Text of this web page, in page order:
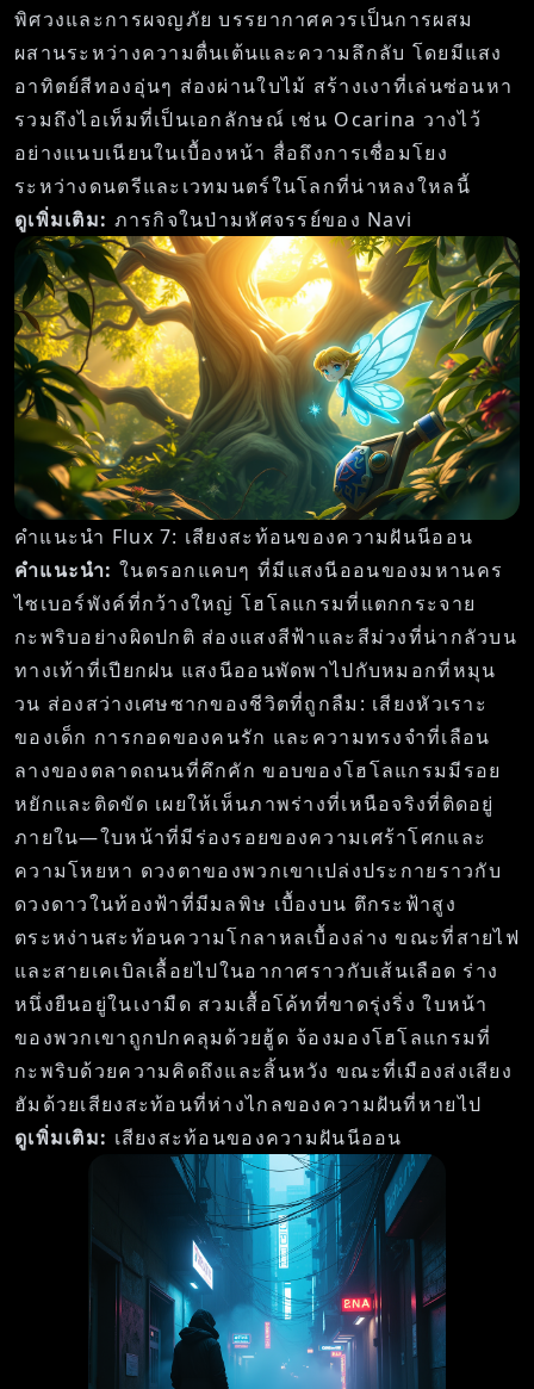
พิศวงและการผจญภัย บรรยากาศควรเป็นการผสม
ผสานระหว่างความตื่นเต้นและความลึกลับ โดยมีแสง
อาทิตย์สีทองอุ่นๆ ส่องผ่านใบไม้ สร้างเงาที่เล่นซ่อนหา
รวมถึงไอเท็มที่เป็นเอกลักษณ์ เช่น Ocarina วางไว้
อย่างแนบเนียนในเบื้องหน้า สื่อถึงการเชื่อมโยง
ระหว่างดนตรีและเวทมนตร์ในโลกที่น่าหลงใหลนี้
ดูเพิ่มเติม: ภารกิจในป่ามหัศจรรย์ของ Navi
คำแนะนำ Flux 7: เสียงสะท้อนของความฝันนีออน
คำแนะนำ: ในตรอกแคบๆ ที่มีแสงนีออนของมหานคร
ไซเบอร์พังค์ที่กว้างใหญ่ โฮโลแกรมที่แตกกระจาย
กะพริบอย่างผิดปกติ ส่องแสงสีฟ้าและสีม่วงที่น่ากลัวบน
ทางเท้าที่เปียกฝน แสงนีออนพัดพาไปกับหมอกที่หมุน
วน ส่องสว่างเศษซากของชีวิตที่ถูกลืม: เสียงหัวเราะ
ของเด็ก การกอดของคนรัก และความทรงจำที่เลือน
ลางของตลาดถนนที่คึกคัก ขอบของโฮโลแกรมมีรอย
หยักและติดขัด เผยให้เห็นภาพร่างที่เหนือจริงที่ติดอยู่
ภายใน—ใบหน้าที่มีร่องรอยของความเศร้าโศกและ
ความโหยหา ดวงตาของพวกเขาเปล่งประกายราวกับ
ดวงดาวในท้องฟ้าที่มีมลพิษ เบื้องบน ตึกระฟ้าสูง
ตระหง่านสะท้อนความโกลาหลเบื้องล่าง ขณะที่สายไฟ
และสายเคเบิลเลื้อยไปในอากาศราวกับเส้นเลือด ร่าง
หนึ่งยืนอยู่ในเงามืด สวมเสื้อโค้ทที่ขาดรุ่งริ่ง ใบหน้า
ของพวกเขาถูกปกคลุมด้วยฮู้ด จ้องมองโฮโลแกรมที่
กะพริบด้วยความคิดถึงและสิ้นหวัง ขณะที่เมืองส่งเสียง
ฮัมด้วยเสียงสะท้อนที่ห่างไกลของความฝันที่หายไป
ดูเพิ่มเติม: เสียงสะท้อนของความฝันนีออน